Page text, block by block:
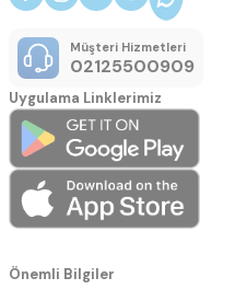
Önemli Bilgiler
Müşteri Hizmetleri
02125500909
Uygulama Linklerimiz